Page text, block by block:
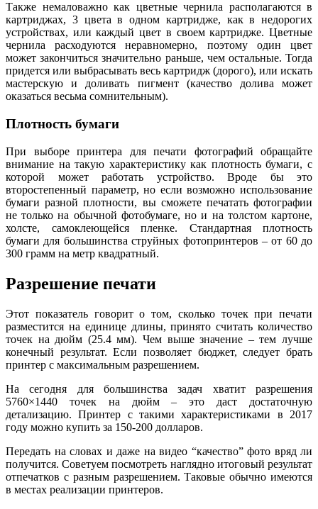
Также немаловажно как цветные чернила располагаются в
картриджах, 3 цвета в одном картридже, как в недорогих
устройствах, или каждый цвет в своем картридже. Цветные
чернила расходуются неравномерно, поэтому один цвет
может закончиться значительно раньше, чем остальные. Тогда
придется или выбрасывать весь картридж (дорого), или искать
мастерскую и доливать пигмент (качество долива может
оказаться весьма сомнительным).
Плотность бумаги
При выборе принтера для печати фотографий обращайте
внимание на такую характеристику как плотность бумаги, с
которой может работать устройство. Вроде бы это
второстепенный параметр, но если возможно использование
бумаги разной плотности, вы сможете печатать фотографии
не только на обычной фотобумаге, но и на толстом картоне,
холсте, самоклеющейся пленке. Стандартная плотность
бумаги для большинства струйных фотопринтеров – от 60 до
300 грамм на метр квадратный.
Разрешение печати
Этот показатель говорит о том, сколько точек при печати
разместится на единице длины, принято считать количество
точек на дюйм (25.4 мм). Чем выше значение – тем лучше
конечный результат. Если позволяет бюджет, следует брать
принтер с максимальным разрешением.
На сегодня для большинства задач хватит разрешения
5760×1440 точек на дюйм – это даст достаточную
детализацию. Принтер с такими характеристиками в 2017
году можно купить за 150-200 долларов.
Передать на словах и даже на видео “качество” фото вряд ли
получится. Советуем посмотреть наглядно итоговый результат
отпечатков с разным разрешением. Таковые обычно имеются
в местах реализации принтеров.